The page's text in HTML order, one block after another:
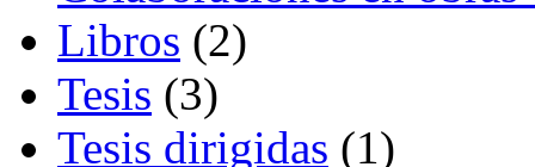
Libros (2)
Tesis (3)
Tesis dirigidas (1)